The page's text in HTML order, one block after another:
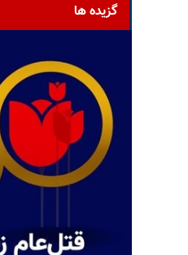
گزیده ها